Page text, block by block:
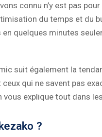
connu n’y est pas
du temps et du
quelques minutes
suit également la
qui ne savent pas
vous explique tout dans
?